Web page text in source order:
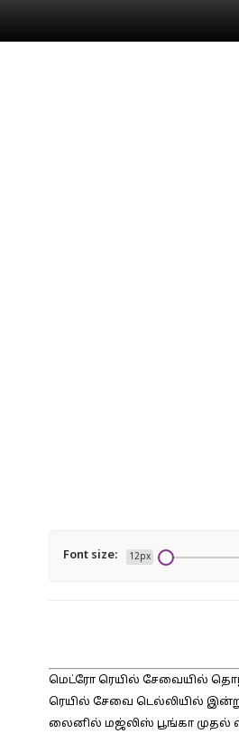
Font size: 12px
மெட்ரோ ரெயில் சேவையில்
ரெயில் சேவை டெல்லியில்
லைனில் மஜ்லிஸ் பூங்கா முதல்